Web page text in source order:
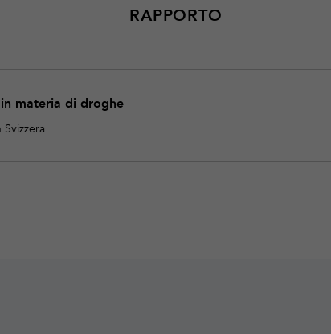
RAPPORTO
materia di droghe